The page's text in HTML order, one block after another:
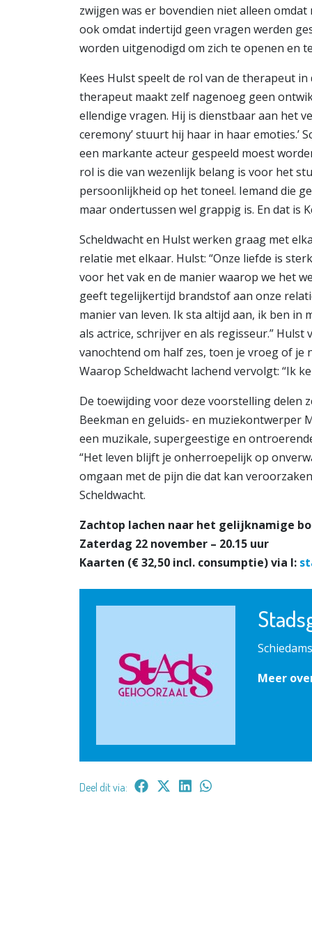
zwijgen was er bovendien niet alleen
ook omdat indertijd geen vragen werden
worden uitgenodigd om zich te openen en
Kees Hulst speelt de rol van de therapeut
therapeut maakt zelf nagenoeg geen
ellendige vragen. Hij is dienstbaar aan het
ceremony’ stuurt hij haar in haar emoties.’
een markante acteur gespeeld moest
rol is die van wezenlijk belang is voor het
persoonlijkheid op het toneel. Iemand die
maar ondertussen wel grappig is. En dat is
Scheldwacht en Hulst werken graag met
relatie met elkaar. Hulst: “Onze liefde is
voor het vak en de manier waarop we het
geeft tegelijkertijd brandstof aan onze
manier van leven. Ik sta altijd aan, ik ben
als actrice, schrijver en als regisseur.”
vanochtend om half zes, toen je vroeg of je
Waarop Scheldwacht lachend vervolgt: “Ik
De toewijding voor deze voorstelling delen
Beekman en geluids- en muziekontwerper
een muzikale, supergeestige en
“Het leven blijft je onherroepelijk op
omgaan met de pijn die dat kan
Scheldwacht.
Zachtop lachen naar het gelijknamige
Zaterdag 22 november – 20.15 uur
Kaarten (€ 32,50 incl. consumptie) via I:
Meer
Deel dit via: